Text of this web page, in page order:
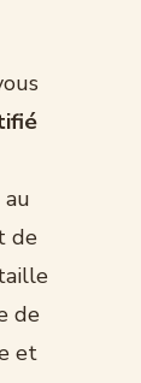
de
de
et